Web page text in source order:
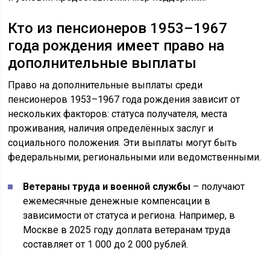
Кто из пенсионеров 1953–1967
года рождения имеет право на
дополнительные выплаты
Право на дополнительные выплаты среди
пенсионеров 1953–1967 года рождения зависит от
нескольких факторов: статуса получателя, места
проживания, наличия определённых заслуг и
социального положения. Эти выплаты могут быть
федеральными, региональными или ведомственными.
Ветераны труда и военной службы – получают
ежемесячные денежные компенсации в
зависимости от статуса и региона. Например, в
Москве в 2025 году доплата ветеранам труда
составляет от 1 000 до 2 000 рублей.